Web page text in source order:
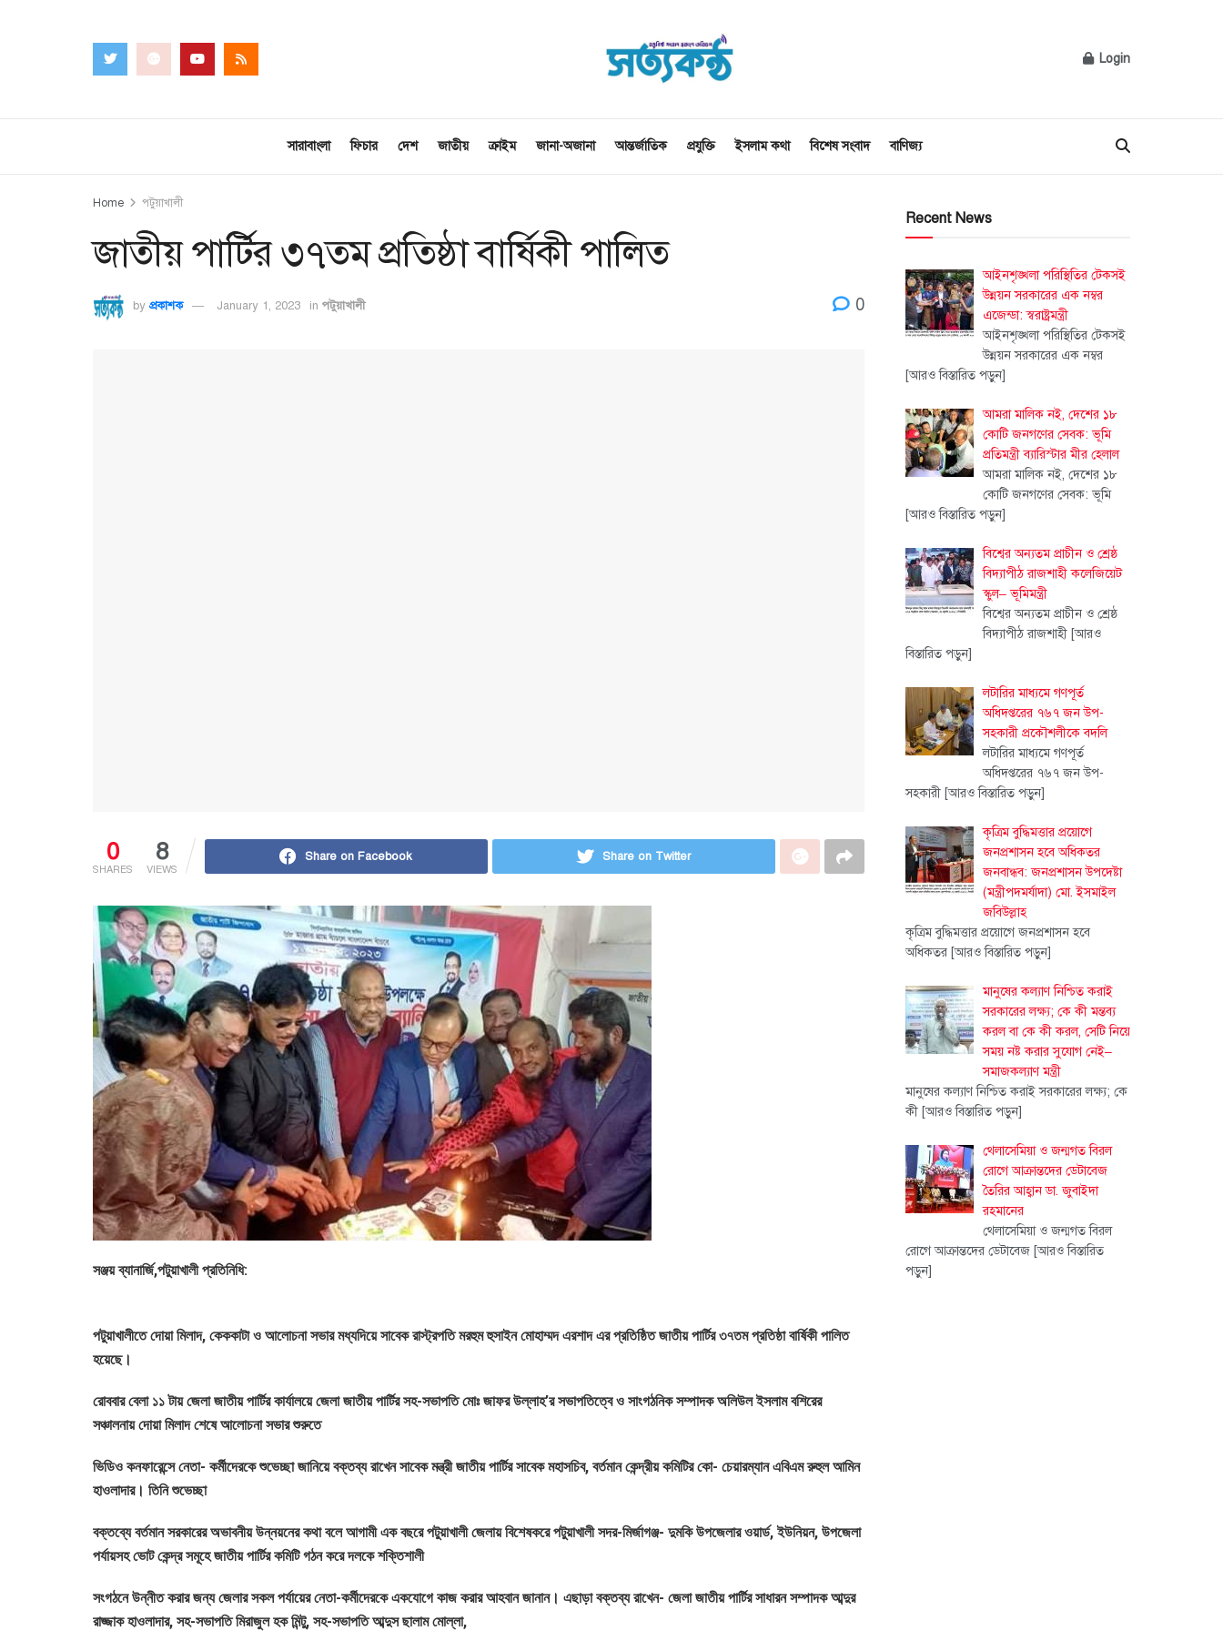
Login
সারাবাংলা ফিচার দেশ জাতীয় ক্রাইম জানা-অজানা আন্তর্জাতিক প্রযুক্তি ইসলাম কথা বিশেষ সংবাদ বাণিজ্য
Home পটুয়াখালী
জাতীয় পার্টির ৩৭তম প্রতিষ্ঠা বার্ষিকী পালিত
by প্রকাশক January 1, 2023 in পটুয়াখালী 0
0
SHARES
8
VIEWS
Share on Facebook Share on Twitter
সঞ্জয় ব্যানার্জি,পটুয়াখালী প্রতিনিধি:
পটুয়াখালীতে দোয়া মিলাদ, কেককাটা ও আলোচনা সভার মধ্যদিয়ে সাবেক রাস্ট্রপতি মরহুম হুসাইন মোহাম্মদ এরশাদ এর প্রতিষ্ঠিত জাতীয় পার্টির ৩৭তম প্রতিষ্ঠা বার্ষিকী পালিত
হয়েছে।
রোববার বেলা ১১ টায় জেলা জাতীয় পার্টির কার্যালয়ে জেলা জাতীয় পার্টির সহ-সভাপতি মোঃ জাফর উল্লাহ’র সভাপতিত্বে ও সাংগঠনিক সম্পাদক অলিউল ইসলাম বশিরের
সঞ্চালনায় দোয়া মিলাদ শেষে আলোচনা সভার শুরুতে
ভিডিও কনফারেন্সে নেতা- কর্মীদেরকে শুভেচ্ছা জানিয়ে বক্তব্য রাখেন সাবেক মন্ত্রী জাতীয় পার্টির সাবেক মহাসচিব, বর্তমান কেন্দ্রীয় কমিটির কো- চেয়ারম্যান এবিএম রুহুল আমিন
হাওলাদার। তিনি শুভেচ্ছা
বক্তব্যে বর্তমান সরকারের অভাবনীয় উন্নয়নের কথা বলে আগামী এক বছরে পটুয়াখালী জেলায় বিশেষকরে পটুয়াখালী সদর-মির্জাগঞ্জ- দুমকি উপজেলার ওয়ার্ড, ইউনিয়ন, উপজেলা
পর্যায়সহ ভোট কেন্দ্র সমূহে জাতীয় পার্টির কমিটি গঠন করে দলকে শক্তিশালী
সংগঠনে উন্নীত করার জন্য জেলার সকল পর্যায়ের নেতা-কর্মীদেরকে একযোগে কাজ করার আহবান জানান। এছাড়া বক্তব্য রাখেন- জেলা জাতীয় পার্টির সাধারন সম্পাদক আব্দুর
রাজ্জাক হাওলাদার, সহ-সভাপতি মিরাজুল হক মিন্টু, সহ-সভাপতি আব্দুস ছালাম মোল্লা,
Recent News
আইনশৃঙ্খলা পরিস্থিতির টেকসই
উন্নয়ন সরকারের এক নম্বর
এজেন্ডা: স্বরাষ্ট্রমন্ত্রী
আইনশৃঙ্খলা পরিস্থিতির টেকসই
উন্নয়ন সরকারের এক নম্বর
[আরও বিস্তারিত পড়ুন]
আমরা মালিক নই, দেশের ১৮
কোটি জনগণের সেবক: ভূমি
প্রতিমন্ত্রী ব্যারিস্টার মীর হেলাল
আমরা মালিক নই, দেশের ১৮
কোটি জনগণের সেবক: ভূমি
[আরও বিস্তারিত পড়ুন]
বিশ্বের অন্যতম প্রাচীন ও শ্রেষ্ঠ
বিদ্যাপীঠ রাজশাহী কলেজিয়েট
স্কুল– ভূমিমন্ত্রী
বিশ্বের অন্যতম প্রাচীন ও শ্রেষ্ঠ
বিদ্যাপীঠ রাজশাহী [আরও
বিস্তারিত পড়ুন]
লটারির মাধ্যমে গণপূর্ত
অধিদপ্তরের ৭৬৭ জন উপ-
সহকারী প্রকৌশলীকে বদলি
লটারির মাধ্যমে গণপূর্ত
অধিদপ্তরের ৭৬৭ জন উপ-
সহকারী [আরও বিস্তারিত পড়ুন]
কৃত্রিম বুদ্ধিমত্তার প্রয়োগে
জনপ্রশাসন হবে অধিকতর
জনবান্ধব: জনপ্রশাসন উপদেষ্টা
(মন্ত্রীপদমর্যাদা) মো. ইসমাইল
জবিউল্লাহ
কৃত্রিম বুদ্ধিমত্তার প্রয়োগে জনপ্রশাসন হবে
অধিকতর [আরও বিস্তারিত পড়ুন]
মানুষের কল্যাণ নিশ্চিত করাই
সরকারের লক্ষ্য; কে কী মন্তব্য
করল বা কে কী করল, সেটি নিয়ে
সময় নষ্ট করার সুযোগ নেই–
সমাজকল্যাণ মন্ত্রী
মানুষের কল্যাণ নিশ্চিত করাই সরকারের লক্ষ্য; কে
কী [আরও বিস্তারিত পড়ুন]
থেলাসেমিয়া ও জন্মগত বিরল
রোগে আক্রান্তদের ডেটাবেজ
তৈরির আহ্বান ডা. জুবাইদা
রহমানের
থেলাসেমিয়া ও জন্মগত বিরল
রোগে আক্রান্তদের ডেটাবেজ [আরও বিস্তারিত
পড়ুন]